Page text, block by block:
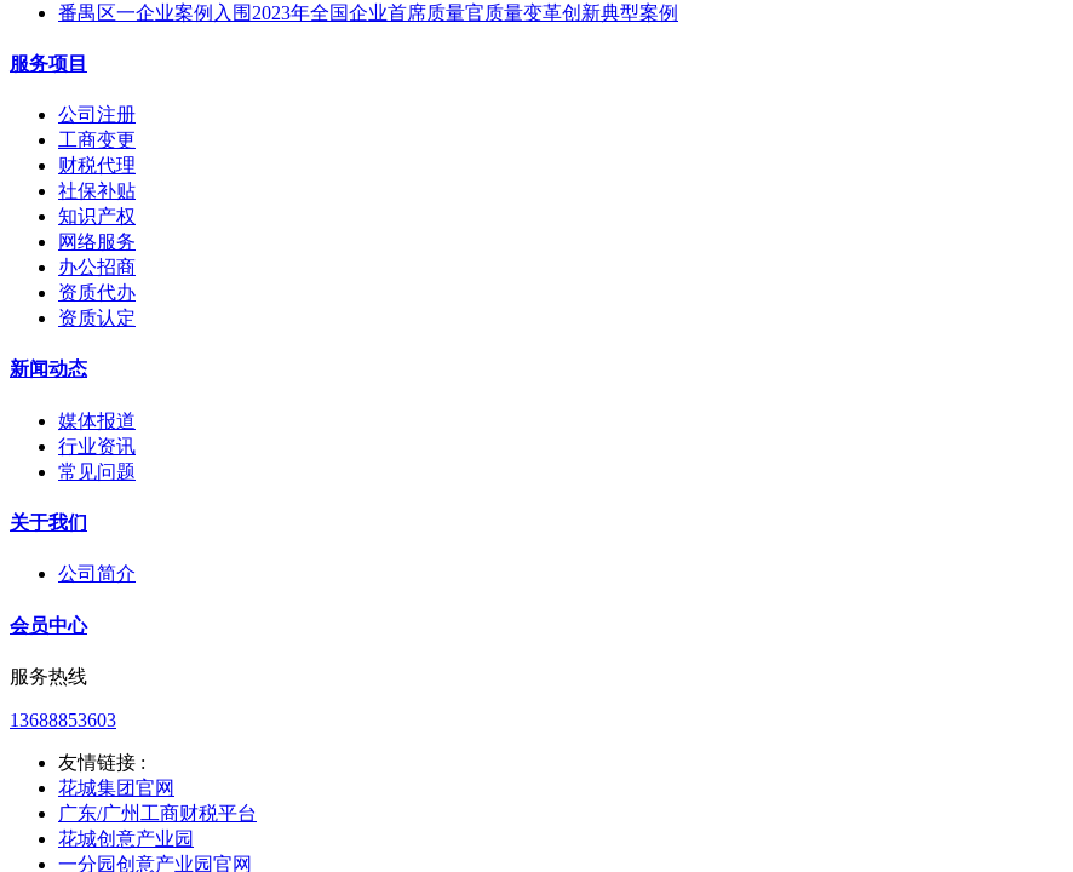
番禺区一企业案例入围2023年全国企业首席质量官质量变革创新典型案例
服务项目
公司注册
工商变更
财税代理
社保补贴
知识产权
网络服务
办公招商
资质代办
资质认定
新闻动态
媒体报道
行业资讯
常见问题
关于我们
公司简介
会员中心
服务热线
13688853603
友情链接 :
花城集团官网
广东/广州工商财税平台
花城创意产业园
一分园创意产业园官网